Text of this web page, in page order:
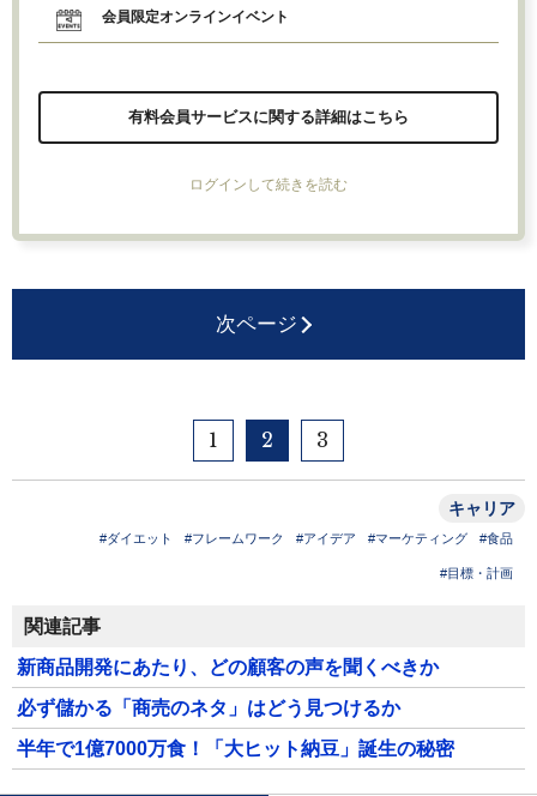
会員限定オンラインイベント
有料会員サービスに関する詳細はこちら
ログインして続きを読む
次ページ
1 2 3
キャリア
#ダイエット #フレームワーク #アイデア #マーケティング #食品
#目標・計画
関連記事
新商品開発にあたり、どの顧客の声を聞くべきか
必ず儲かる「商売のネタ」はどう見つけるか
半年で1億7000万食！「大ヒット納豆」誕生の秘密